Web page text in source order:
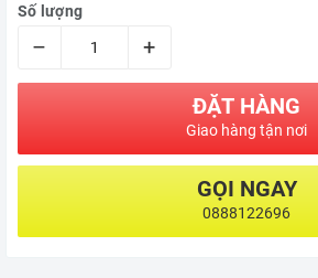
Số lượng
– +
ĐẶT HÀNG
Giao hàng tận nơi
GỌI NGAY
0888122696